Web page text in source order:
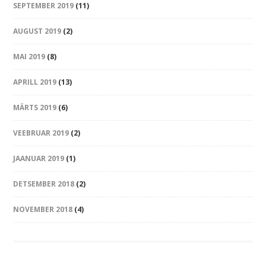
SEPTEMBER 2019 (11)
AUGUST 2019 (2)
MAI 2019 (8)
APRILL 2019 (13)
MÄRTS 2019 (6)
VEEBRUAR 2019 (2)
JAANUAR 2019 (1)
DETSEMBER 2018 (2)
NOVEMBER 2018 (4)